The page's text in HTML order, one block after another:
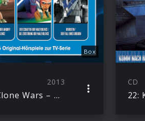
Box
2013
The Clone Wars – Hörspielbox
CD